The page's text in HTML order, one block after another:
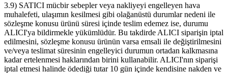
3.9) SATICI mücbir sebepler veya nakliyeyi engelleyen hava
muhalefeti, ulaşımın kesilmesi gibi olağanüstü durumlar nedeni ile
sözleşme konusu ürünü süresi içinde teslim edemez ise, durumu
ALICI'ya bildirmekle yükümlüdür. Bu takdirde ALICI siparişin iptal
edilmesini, sözleşme konusu ürünün varsa emsali ile değiştirilmesini
ve/veya teslimat süresinin engelleyici durumun ortadan kalkmasına
kadar ertelenmesi haklarından birini kullanabilir. ALICI'nın siparişi
iptal etmesi halinde ödediği tutar 10 gün içinde kendisine nakden ve